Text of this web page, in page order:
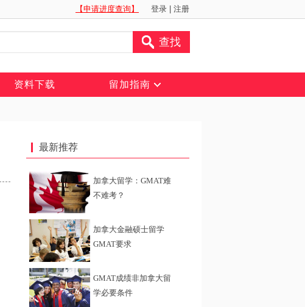
登录 注册
【申请进度查询】
查找
资料下载 留加指南
最新推荐
加拿大留学：GMAT难
不难考？
加拿大金融硕士留学
GMAT要求
GMAT成绩非加拿大留
学必要条件